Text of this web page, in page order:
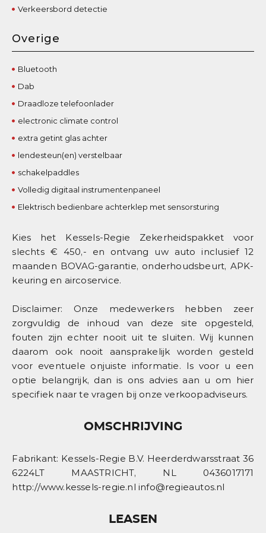
Verkeersbord detectie
Overige
Bluetooth
Dab
Draadloze telefoonlader
electronic climate control
extra getint glas achter
lendesteun(en) verstelbaar
schakelpaddles
Volledig digitaal instrumentenpaneel
Elektrisch bedienbare achterklep met sensorsturing
Kies het Kessels-Regie Zekerheidspakket voor
slechts € 450,- en ontvang uw auto inclusief 12
maanden BOVAG-garantie, onderhoudsbeurt, APK-
keuring en aircoservice.
Disclaimer: Onze medewerkers hebben zeer
zorgvuldig de inhoud van deze site opgesteld,
fouten zijn echter nooit uit te sluiten. Wij kunnen
daarom ook nooit aansprakelijk worden gesteld
voor eventuele onjuiste informatie. Is voor u een
optie belangrijk, dan is ons advies aan u om hier
specifiek naar te vragen bij onze verkoopadviseurs.
OMSCHRIJVING
Fabrikant: Kessels-Regie B.V. Heerderdwarsstraat 36
6224LT MAASTRICHT, NL 0436017171
http://www.kessels-regie.nl info@regieautos.nl
LEASEN